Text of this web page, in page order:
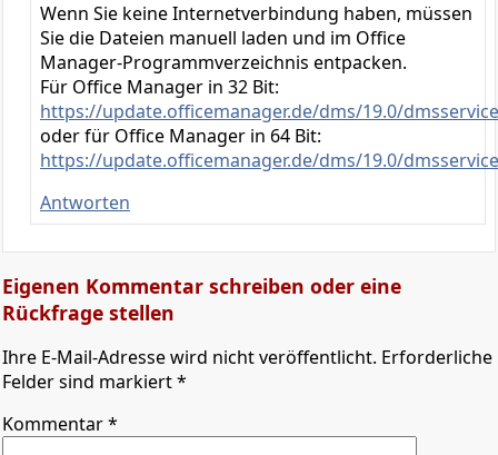
Wenn Sie keine Internetverbindung haben, müssen
Sie die Dateien manuell laden und im Office
Manager-Programmverzeichnis entpacken.
Für Office Manager in 32 Bit:
https://update.officemanager.de/dms/19.0/
oder für Office Manager in 64 Bit:
https://update.officemanager.de/dms/19.0/
Antworten
Eigenen Kommentar schreiben oder eine
Rückfrage stellen
Ihre E-Mail-Adresse wird nicht veröffentlicht. Erforderliche
Felder sind markiert *
Kommentar*